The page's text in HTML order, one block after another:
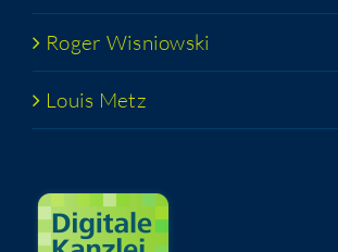
Roger Wis­niow­ski
Lou­is Metz